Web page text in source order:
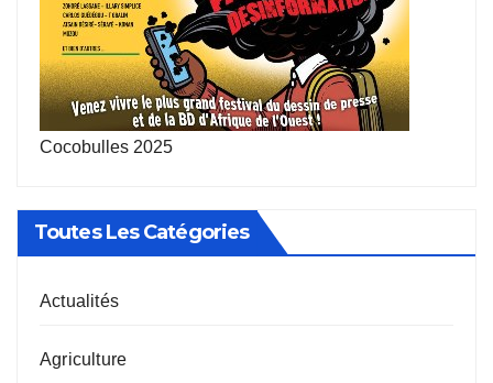
Cocobulles 2025
Toutes Les Catégories
Actualités
Agriculture